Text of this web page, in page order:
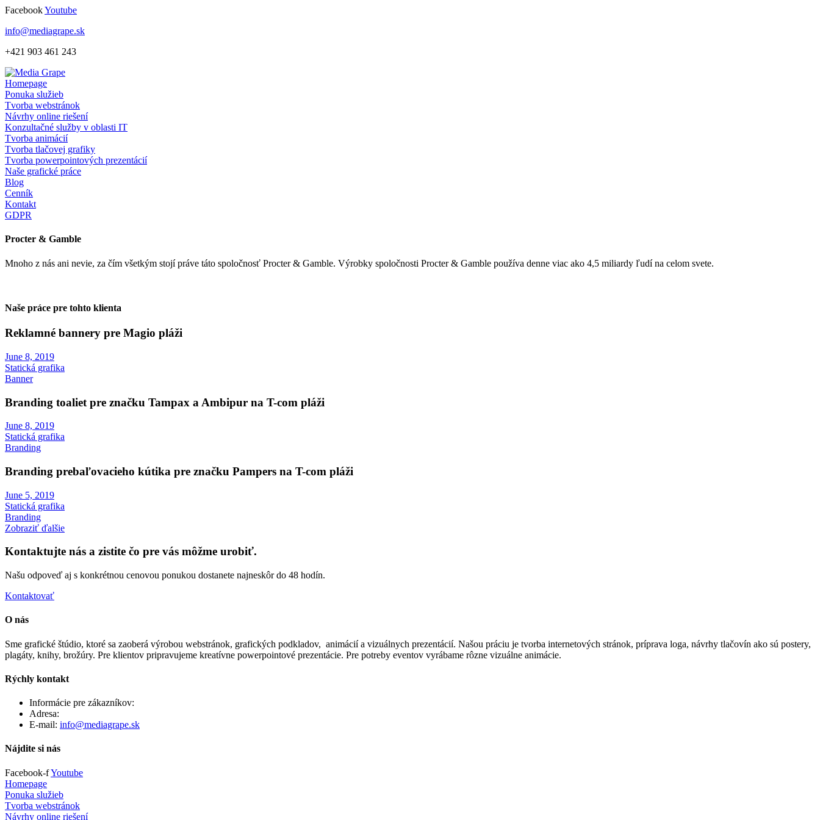
Skip
content
FacebookYoutube
info@mediagrape.sk
+421 903 461 243
Homepage
Ponuka služieb
Tvorba webstránok
Návrhy online riešení
Konzultačné služby v oblasti IT
Tvorba animácií
Tvorba tlačovej grafiky
Tvorba powerpointových prezentácií
Naše grafické práce
Blog
Cenník
Kontakt
GDPR
Procter & Gamble
Mnoho z nás ani nevie, za čím všetkým stojí práve táto spoločnosť Procter & Gamble. Výrobky spoločnosti Procter & Gamble používa denne viac ako 4,5 miliardy ľudí na celom svete.
Naše práce pre tohto klienta
Reklamné bannery pre Magio pláži
June 8, 2019
Statická grafika
Banner
Branding toaliet pre značku Tampax a Ambipur na T-com pláži
June 8, 2019
Statická grafika
Branding
Branding prebaľovacieho kútika pre značku Pampers na T-com pláži
June 5, 2019
Statická grafika
Branding
Zobraziť ďalšie
Kontaktujte nás a zistite čo pre vás môžme urobiť.
Našu odpoveď aj s konkrétnou cenovou ponukou dostanete najneskôr do 48 hodín.
Kontaktovať
O nás
Sme grafické štúdio, ktoré sa zaoberá výrobou webstránok, grafických podkladov, animácií a vizuálnych prezentácií. Našou práciu je tvorba internetových stránok, príprava loga, návrhy tlačovín ako sú postery,
plagáty, knihy, brožúry. Pre klientov pripravujeme kreatívne powerpointové prezentácie. Pre potreby eventov vyrábame rôzne vizuálne animácie.
Rýchly kontakt
Informácie pre zákazníkov:
Adresa:
E-mail: info@mediagrape.sk
Nájdite si nás
Facebook-fYoutube
Homepage
Ponuka služieb
Tvorba webstránok
Návrhy online riešení